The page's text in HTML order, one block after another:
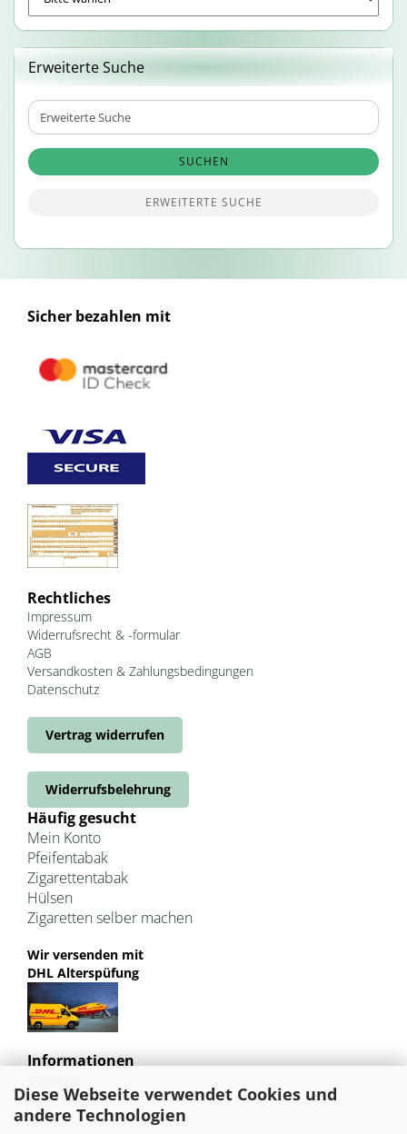
Diese Webseite verwendet Cookies und
andere Technologien
Erweiterte Suche
Erweiterte
Suche
SUCHEN
ERWEITERTE SUCHE
Sicher bezahlen mit
Rechtliches
Impressum
Widerrufsrecht & -formular
AGB
Versandkosten & Zahlungsbedingungen
Datenschutz
Vertrag widerrufen
Widerrufsbelehrung
Häufig gesucht
Mein Konto
Pfeifentabak
Zigarettentabak
Hülsen
Zigaretten selber machen
Wir versenden mit
DHL Alterspüfung
Informationen
Jugendschutz
Bild und Markenrechte